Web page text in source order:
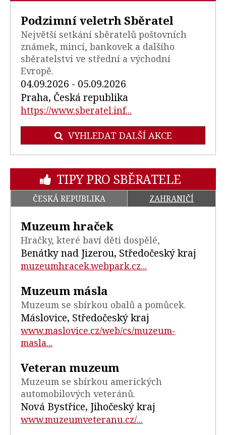
Podzimní veletrh Sběratel
Největší setkání sběratelů poštovních
známek, mincí, bankovek a dalšího
sběratelstvi ve střední a východní
Evropě.
04.09.2026 - 05.09.2026
Praha, Česká republika
https://www.sberatel.inf...
VYHLEDAT DALŠÍ AKCE
TIPY PRO SBĚRATELE
ČESKÁ REPUBLIKA ZAHRANIČÍ
Muzeum hraček
Hračky, které baví děti dospělé,
Benátky nad Jizerou, Středočeský kraj
muzeumhracek.webpark.cz...
Muzeum másla
Muzeum se sbírkou obalů a pomůcek.
Máslovice, Středočeský kraj
www.maslovice.cz/web/cs/muzeum-
masla...
Veteran muzeum
Muzeum se sbírkou amerických
automobilových veteránů.
Nová Bystřice, Jihočeský kraj
www.muzeumveteranu.cz/...